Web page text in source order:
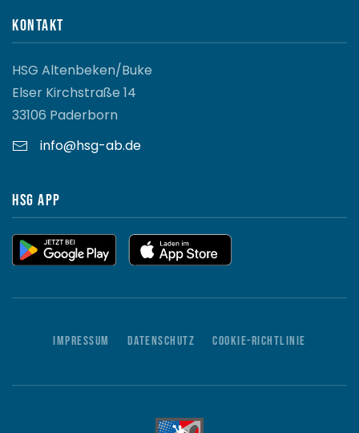
Kontakt
HSG Altenbeken/Buke
Elser Kirchstraße 14
33106 Paderborn
info@hsg-ab.de
HSG App
Impressum Datenschutz Cookie-Richtlinie